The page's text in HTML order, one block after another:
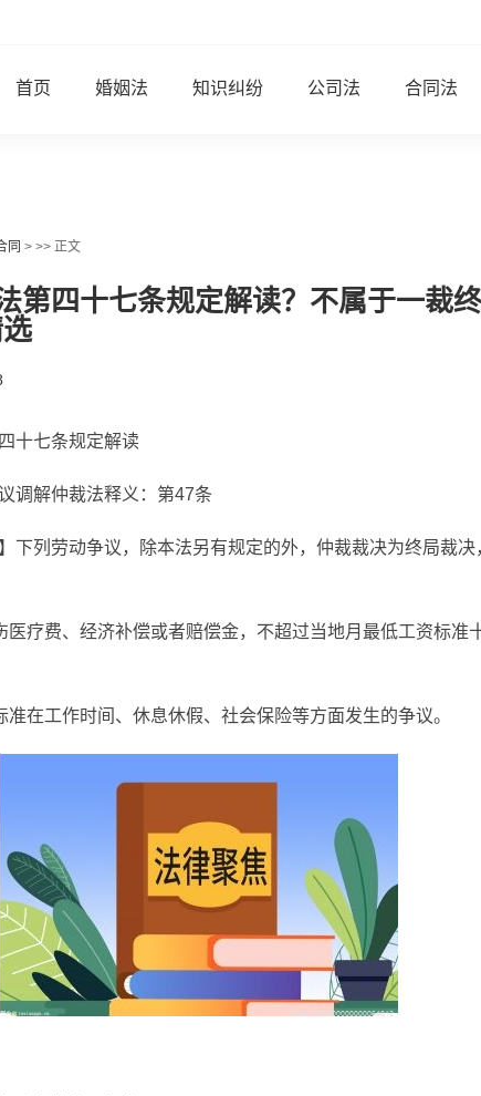
首页 婚姻法 知识纠纷 公司法 合同法
同 > >> 正文
第四十七条规定解读？不属于一裁
十七条规定解读
调解仲裁法释义：第47条
下列劳动争议，除本法另有规定的外，仲裁裁决为终局裁决
医疗费、经济补偿或者赔偿金，不超过当地月最低工资标准
准在工作时间、休息休假、社会保险等方面发生的争议。